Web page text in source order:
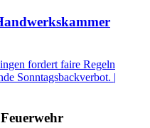
fordert faire Regeln
Sonntagsbackverbot. |